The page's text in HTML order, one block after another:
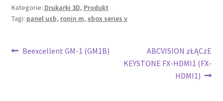
Kategorie: Drukarki 3D, Produkt
Tagi: panel usb, ronin m, xbox series v
Nawigacja
Poprzedni
Beexcellent GM-1 (GM1B)
Następny
wpis:
ABCVISION zŁĄCzE
KEYSTONE FX-HDMI1 (FX-
HDMI1)